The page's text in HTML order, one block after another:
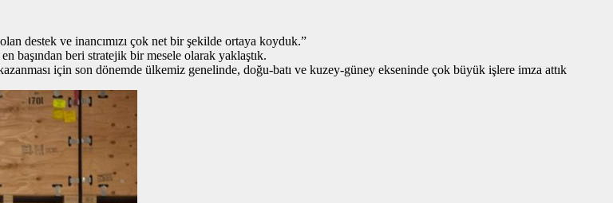
destek ve inancımızı çok net bir şekilde ortaya koyduk.”
başından beri stratejik bir mesele olarak yaklaştık.
için son dönemde ülkemiz genelinde, doğu-batı ve kuzey-güney ekseninde çok büyük işlere imza attık